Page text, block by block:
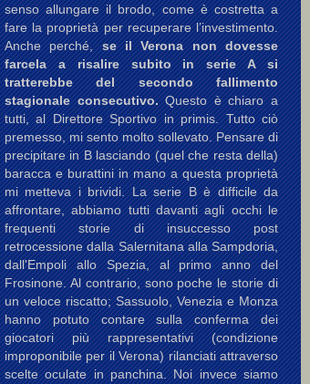
senso allungare il brodo, come è costretta a
fare la proprietà per recuperare l’investimento.
Anche perché,se il Verona non dovesse
farcela a risalire subito in serie A si
tratterebbe del secondo fallimento
stagionale consecutivo.Questo è chiaro a
tutti, al Direttore Sportivo in primis. Tutto ciò
premesso, mi sento molto sollevato. Pensare di
precipitare in B lasciando (quel che resta della)
baracca e burattini in mano a questa proprietà
mi metteva i brividi. La serie B è difficile da
affrontare, abbiamo tutti davanti agli occhi le
frequenti storie di insuccesso post
retrocessione dalla Salernitana alla Sampdoria,
dall'Empoli allo Spezia, al primo anno del
Frosinone. Al contrario, sono poche le storie di
un veloce riscatto; Sassuolo, Venezia e Monza
hanno potuto contare sulla conferma dei
giocatori più rappresentativi (condizione
improponibile per il Verona) rilanciati attraverso
scelte oculate in panchina. Noi invece siamo